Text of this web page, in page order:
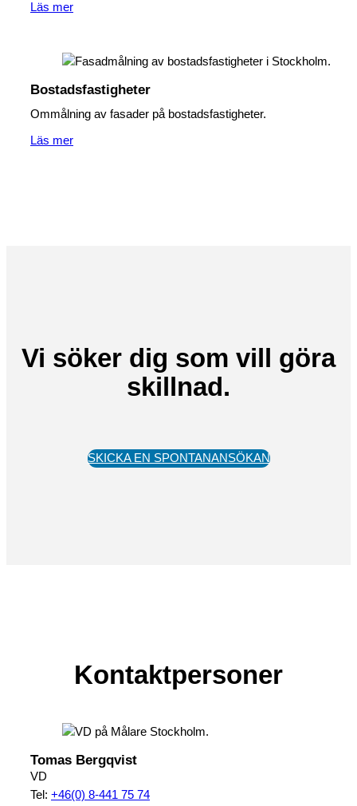
Läs mer
Bostadsfastigheter
Ommålning av fasader på bostadsfastigheter.
Läs mer
Vi söker dig som vill göra
skillnad.
SKICKA EN SPONTANANSÖKAN
Kontaktpersoner
Tomas Bergqvist
VD
Tel: +46(0) 8-441 75 74